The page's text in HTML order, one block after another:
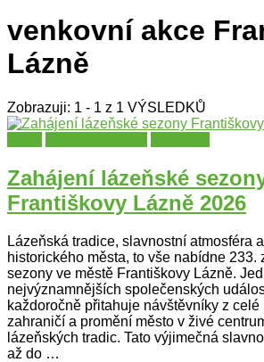
venkovní akce
Lázně
Zobrazuji: 1 - 1 z 1 VÝSLEDKŮ
Zahájení lázeňské
Františkovy Lázně 2026
Lázeňská tradice, slavnostní atmosféra
historického města, to vše nabídne 233.
sezony ve městě Františkovy Lázně.
nejvýznamnějších společenských
každoročně přitahuje návštěvníky z
zahraničí a promění město v živé
lázeňských tradic. Tato výjimečná
až do …